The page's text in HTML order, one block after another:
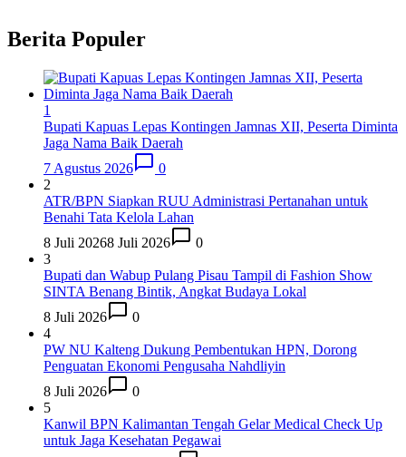
Berita Populer
1
Bupati Kapuas Lepas Kontingen Jamnas XII, Peserta Diminta
Jaga Nama Baik Daerah
7 Agustus 2026
0
2
ATR/BPN Siapkan RUU Administrasi Pertanahan untuk
Benahi Tata Kelola Lahan
8 Juli 20268 Juli 2026
0
3
Bupati dan Wabup Pulang Pisau Tampil di Fashion Show
SINTA Benang Bintik, Angkat Budaya Lokal
8 Juli 2026
0
4
PW NU Kalteng Dukung Pembentukan HPN, Dorong
Penguatan Ekonomi Pengusaha Nahdliyin
8 Juli 2026
0
5
Kanwil BPN Kalimantan Tengah Gelar Medical Check Up
untuk Jaga Kesehatan Pegawai